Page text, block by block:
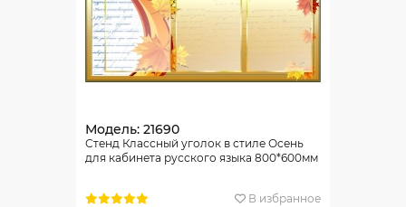
Модель: 21690
Стенд Классный уголок в стиле Осень
для кабинета русского языка 800*600мм
В избранное